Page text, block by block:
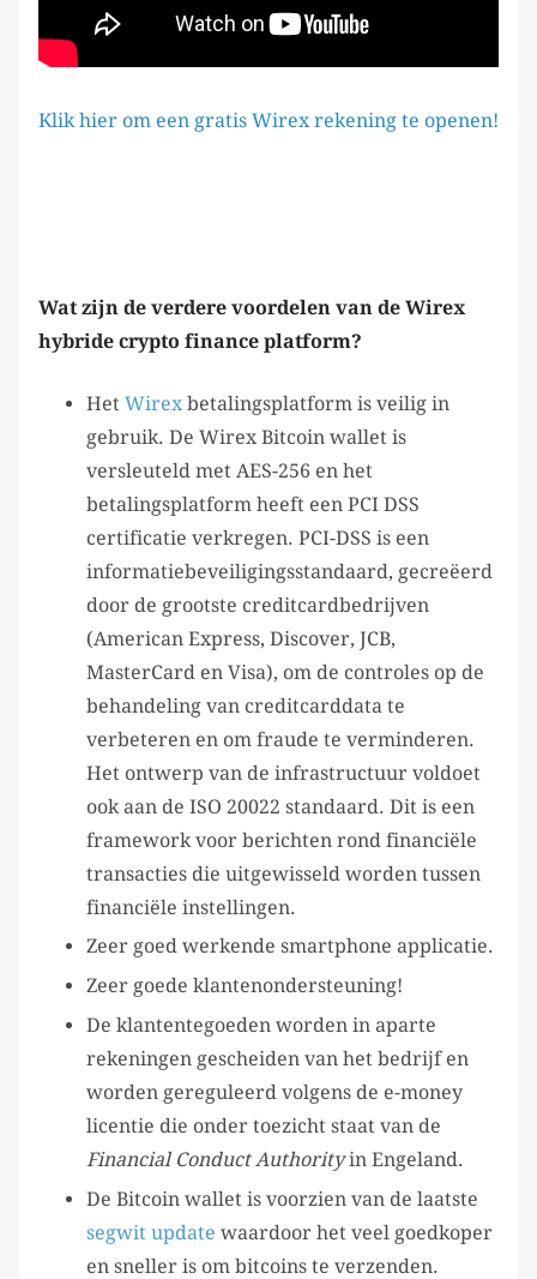
Klik hier om een gratis Wirex rekening te openen!
Wat zijn de verdere voordelen van de Wirex
hybride crypto finance platform?
Het Wirex betalingsplatform is veilig in
gebruik. De Wirex Bitcoin wallet is
versleuteld met AES-256 en het
betalingsplatform heeft een PCI DSS
certificatie verkregen. PCI-DSS is een
informatiebeveiligingsstandaard, gecreëerd
door de grootste creditcardbedrijven
(American Express, Discover, JCB,
MasterCard en Visa), om de controles op de
behandeling van creditcarddata te
verbeteren en om fraude te verminderen.
Het ontwerp van de infrastructuur voldoet
ook aan de ISO 20022 standaard. Dit is een
framework voor berichten rond financiële
transacties die uitgewisseld worden tussen
financiële instellingen.
Zeer goed werkende smartphone applicatie.
Zeer goede klantenondersteuning!
De klantentegoeden worden in aparte
rekeningen gescheiden van het bedrijf en
worden gereguleerd volgens de e-money
licentie die onder toezicht staat van de
Financial Conduct Authorityin Engeland.
De Bitcoin wallet is voorzien van de laatste
segwit update waardoor het veel goedkoper
en sneller is om bitcoins te verzenden.